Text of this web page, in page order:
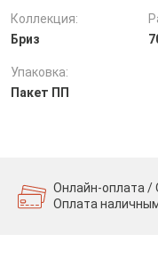
Коллекция:
Бриз
Упаковка:
Пакет ПП
Онлайн-оплата /
Оплата